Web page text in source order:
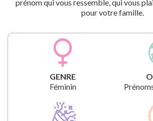
prénom qui vous ressemble, qui vous
pour votre famille.
GENRE
Féminin